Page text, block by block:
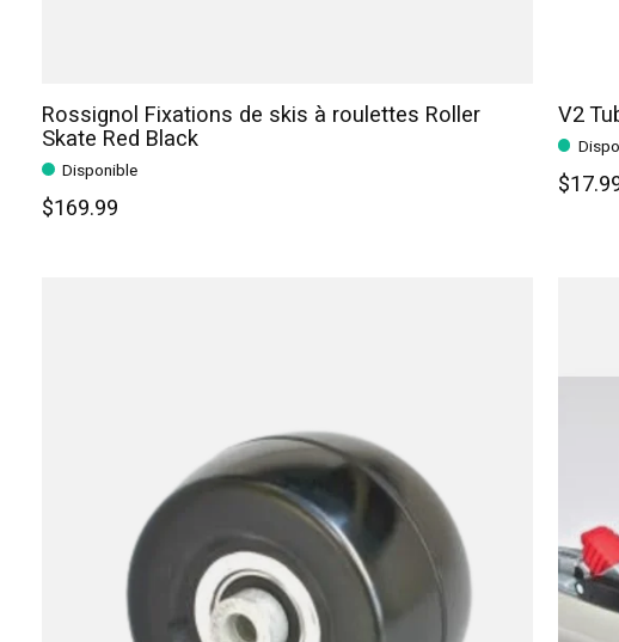
Rossignol Fixations de skis à roulettes Roller
Skate Red Black
Disponible
$169.99
V2